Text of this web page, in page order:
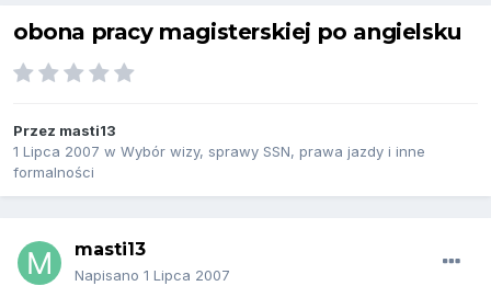
obona pracy magisterskiej po angielsku
Przez masti13
1 Lipca 2007 w Wybór wizy, sprawy SSN, prawa jazdy i inne
formalności
masti13
Napisano 1 Lipca 2007